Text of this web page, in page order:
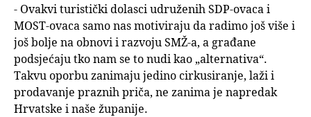
- Ovakvi turistički dolasci udruženih SDP-ovaca i
MOST-ovaca samo nas motiviraju da radimo još više i
još bolje na obnovi i razvoju SMŽ-a, a građane
podsjećaju tko nam se to nudi kao „alternativa“.
Takvu oporbu zanimaju jedino cirkusiranje, laži i
prodavanje praznih priča, ne zanima je napredak
Hrvatske i naše županije.